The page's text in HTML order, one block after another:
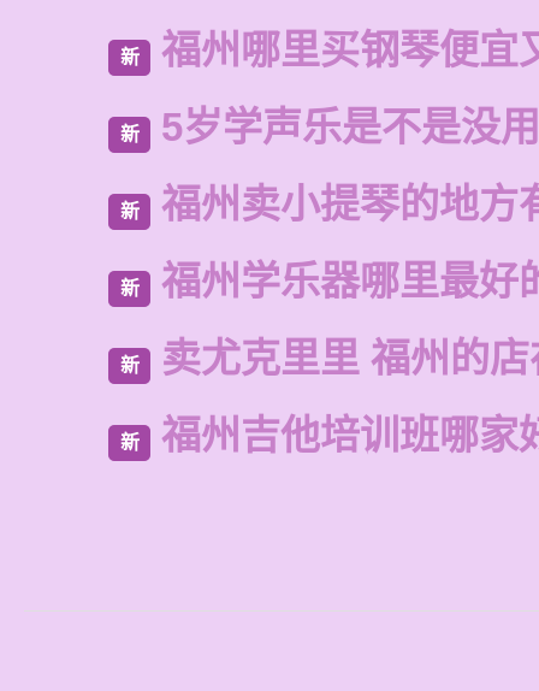
新 福州哪里买钢琴便宜
新 5岁学声乐是不是没用
新 福州卖小提琴的地方
新 福州学乐器哪里最好
新 卖尤克里里 福州的
新 福州吉他培训班哪家